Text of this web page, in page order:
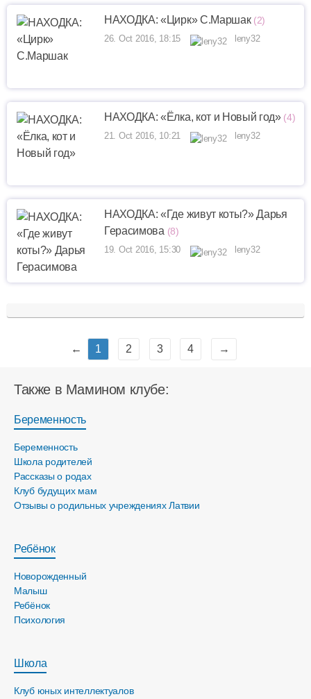
НАХОДКА: «Цирк» С.Маршак (2)
26. Oct 2016, 18:15 leny32
НАХОДКА: «Ёлка, кот и Новый год» (4)
21. Oct 2016, 10:21 leny32
НАХОДКА: «Где живут коты?» Дарья
Герасимова (8)
19. Oct 2016, 15:30 leny32
← 1 2 3 4 →
Также в Мамином клубе:
Беременность
Беременность
Школа родителей
Рассказы о родах
Клуб будущих мам
Отзывы о родильных учреждениях Латвии
Ребёнок
Новорожденный
Малыш
Ребёнок
Психология
Школа
Клуб юных интеллектуалов